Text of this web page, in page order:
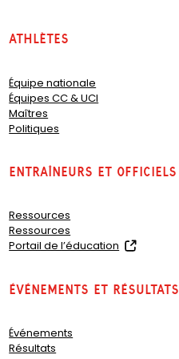
Athlètes
Équipe nationale
Équipes CC & UCI
Maîtres
Politiques
Entraîneurs et officiels
Ressources
Ressources
Portail de l’éducation
e
Événements et résultats
Événements
Résultats